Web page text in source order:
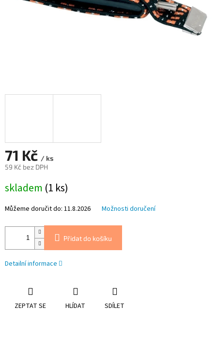
71 Kč / ks
59 Kč bez DPH
cena:
skladem (1 ks)
Můžeme doručit do: 11.8.2026 Možnosti doručení
Přidat do košíku
Detailní informace
ZEPTAT SE HLÍDAT SDÍLET